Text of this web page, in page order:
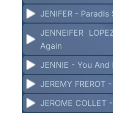
JENIFER - Paradis
JENNEIFER
Again
JENNIE - You And
JEREMY FREROT
JEROME COLLET